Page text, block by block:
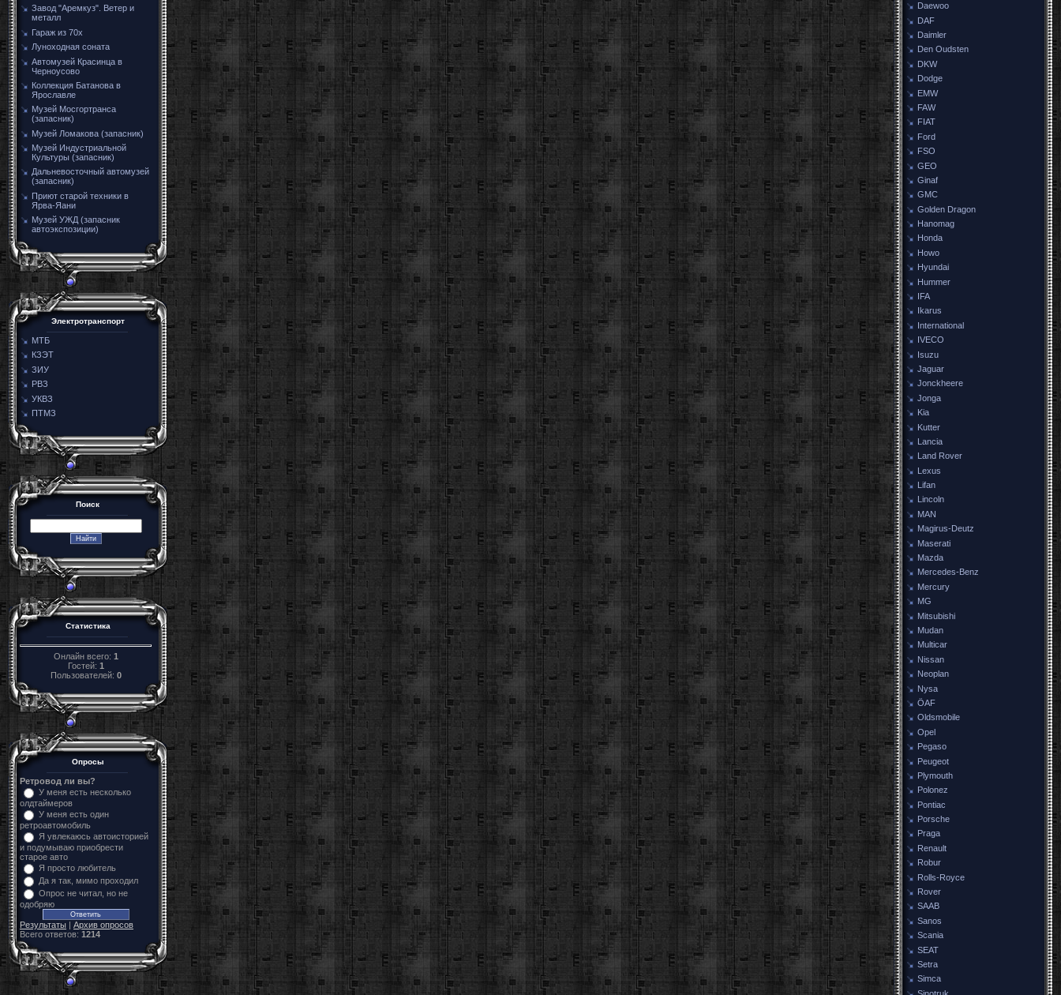
Завод "Аремкуз". Ветер и
металл
Гараж из 70х
Луноходная соната
Автомузей Красинца в
Черноусово
Коллекция Батанова в
Ярославле
Музей Мосгортранса
(запасник)
Музей Ломакова (запасник)
Музей Индустриальной
Культуры (запасник)
Дальневосточный автомузей
(запасник)
Приют старой техники в
Ярва-Яани
Музей УЖД (запасник
автоэкспозиции)
Электротранспорт
МТБ
КЗЭТ
ЗИУ
РВЗ
УКВЗ
ПТМЗ
Поиск
Статистика
Онлайн всего: 1
Гостей: 1
Пользователей: 0
Опросы
Ретровод ли вы?
У меня есть несколько
олдтаймеров
У меня есть один
ретроавтомобиль
Я увлекаюсь автоисторией
и подумываю приобрести
старое авто
Я просто любитель
Да я так, мимо проходил
Опрос не читал, но не
одобряю
Результаты | Архив опросов
Всего ответов: 1214
Daewoo
DAF
Daimler
Den Oudsten
DKW
Dodge
EMW
FAW
FIAT
Ford
FSO
GEO
Ginaf
GMC
Golden Dragon
Hanomag
Honda
Howo
Hyundai
Hummer
IFA
Ikarus
International
IVECO
Isuzu
Jaguar
Jonckheere
Jonga
Kia
Kutter
Lancia
Land Rover
Lexus
Lifan
Lincoln
MAN
Magirus-Deutz
Maserati
Mazda
Mercedes-Benz
Mercury
MG
Mitsubishi
Mudan
Multicar
Nissan
Neoplan
Nysa
ÖAF
Oldsmobile
Opel
Pegaso
Peugeot
Plymouth
Polonez
Pontiac
Porsche
Praga
Renault
Robur
Rolls-Royce
Rover
SAAB
Sanos
Scania
SEAT
Setra
Simca